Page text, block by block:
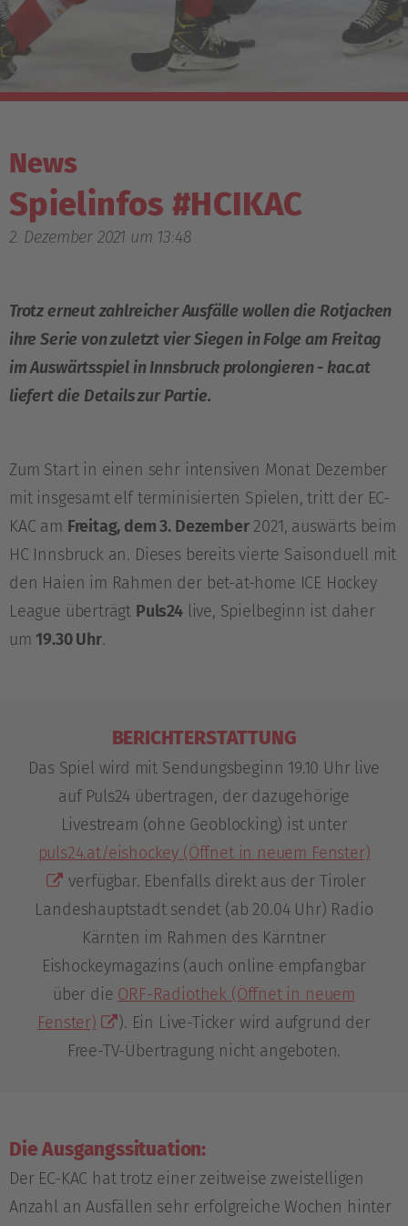
News
Spielinfos #HCIKAC
2. Dezember 2021 um 13:48
Trotz erneut zahlreicher Ausfälle wollen die Rotjacken
ihre Serie von zuletzt vier Siegen in Folge am Freitag
im Auswärtsspiel in Innsbruck prolongieren - kac.at
liefert die Details zur Partie.
Zum Start in einen sehr intensiven Monat Dezember
mit insgesamt elf terminisierten Spielen, tritt der EC-
KAC am Freitag, dem 3. Dezember2021, auswärts beim
HC Innsbruck an. Dieses bereits vierte Saisonduell mit
den Haien im Rahmen der bet-at-home ICE Hockey
League überträgt Puls24live, Spielbeginn ist daher
um 19.30 Uhr.
BERICHTERSTATTUNG
Das Spiel wird mit Sendungsbeginn 19.10 Uhr live
auf Puls24 übertragen, der dazugehörige
Livestream (ohne Geoblocking) ist unter
puls24.at/eishockey (Öffnet in neuem Fenster)
verfügbar. Ebenfalls direkt aus der Tiroler
Landeshauptstadt sendet (ab 20.04 Uhr) Radio
Kärnten im Rahmen des Kärntner
Eishockeymagazins (auch online empfangbar
über die ORF-Radiothek (Öffnet in neuem
Fenster)
). Ein Live-Ticker wird aufgrund der
Free-TV-Übertragung nicht angeboten.
Die Ausgangssituation:
Der EC-KAC hat trotz einer zeitweise zweistelligen
Anzahl an Ausfällen sehr erfolgreiche Wochen hinter